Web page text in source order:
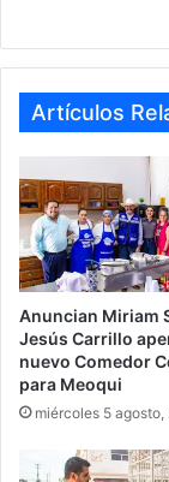
Artículos
Anuncian Miriam
Jesús Carrillo
nuevo Comedor
para Meoqui
miércoles 5 agosto,